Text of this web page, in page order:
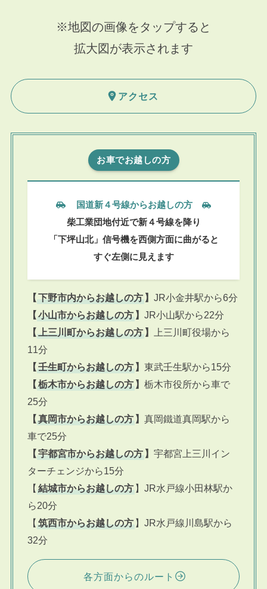
※地図の画像をタップすると
拡大図が表示されます
アクセス
お車でお越しの方
国道新４号線からお越しの方
柴工業団地付近で新４号線を降り
「下坪山北」信号機を西側方面に曲がると
すぐ左側に見えます
【 下野市内からお越しの方 】JR小金井駅から6分
【 小山市からお越しの方 】JR小山駅から22分
【
上三川町からお越しの方 】
上三川町役場から
11分
【 壬生町からお越しの方 】東武壬生駅から15分
【 栃木市からお越しの方 】栃木市役所から車で
25分
【 真岡市からお越しの方 】真岡鐵道真岡駅から
車で25分
【 宇都宮市からお越しの方 】宇都宮上三川イン
ターチェンジから15分
【 結城市からお越しの方 】JR水戸線小田林駅か
ら20分
【 筑西市からお越しの方 】JR水戸線川島駅から
32分
各方面からのルート